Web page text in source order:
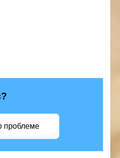
проблеме